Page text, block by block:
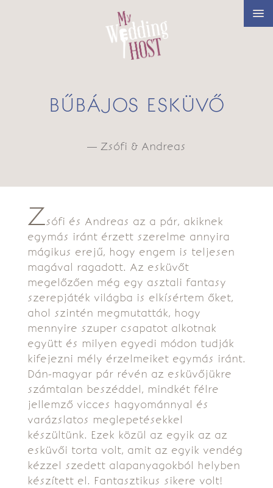
BŰBÁJOS ESKÜVŐ
— Zsófi & Andreas
Zsófi és Andreas az a pár, akiknek
egymás iránt érzett szerelme annyira
mágikus erejű, hogy engem is teljesen
magával ragadott. Az esküvőt
megelőzően még egy asztali fantasy
szerepjáték világba is elkísértem őket,
ahol szintén megmutatták, hogy
mennyire szuper csapatot alkotnak
együtt és milyen egyedi módon tudják
kifejezni mély érzelmeiket egymás iránt.
Dán-magyar pár révén az esküvőjükre
számtalan beszéddel, mindkét félre
jellemző vicces hagyománnyal és
varázslatos meglepetésekkel
készültünk. Ezek közül az egyik az az
esküvői torta volt, amit az egyik vendég
kézzel szedett alapanyagokból helyben
készített el. Fantasztikus sikere volt!